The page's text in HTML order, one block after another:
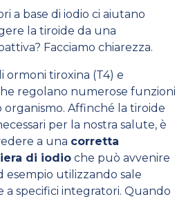
a base di iodio ci aiutano
la tiroide da una
Facciamo chiarezza.
ormoni tiroxina (T4) e
regolano numerose funzioni
organismo. Affinché la tiroide
per la nostra salute, è
a una corretta
di iodio che può avvenire
esempio utilizzando sale
a specifici integratori. Quando